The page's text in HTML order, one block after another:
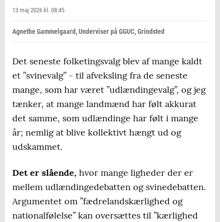
13 maj 2026 kl. 08:45
Agnethe Gammelgaard, Underviser på GGUC, Grindsted
Det seneste folketingsvalg blev af mange kaldt
et ”svinevalg” - til afveksling fra de seneste
mange, som har været ”udlændingevalg”, og jeg
tænker, at mange landmænd har følt akkurat
det samme, som udlændinge har følt i mange
år; nemlig at blive kollektivt hængt ud og
udskammet.
Det er slående, hvor mange ligheder der er
mellem udlændingedebatten og svinedebatten.
Argumentet om ”fædrelandskærlighed og
nationalfølelse” kan oversættes til ”kærlighed